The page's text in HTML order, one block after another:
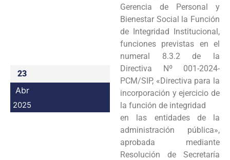
Programas
Intranet
23
Abr
2025
Gerencia de Personal y
Bienestar Social la Función
de Integridad Institucional,
funciones previstas en el
numeral 8.3.2 de la
Directiva Nº 001-2024-
PCM/SIP, «Directiva para la
incorporación y ejercicio de
la función de integridad
en las entidades de la
administración pública»,
aprobada mediante
Resolución de Secretaría